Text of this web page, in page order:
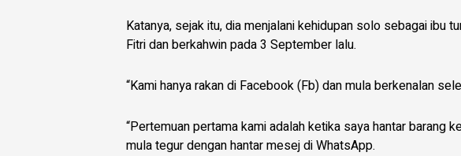
Katanya, sejak itu, dia menjalani kehidupan solo sebagai ibu
Fitri dan berkahwin pada 3 September lalu.
“Kami hanya rakan di Facebook (Fb) dan mula berkenalan
“Pertemuan pertama kami adalah ketika saya hantar barang
mula tegur dengan hantar mesej di WhatsApp.